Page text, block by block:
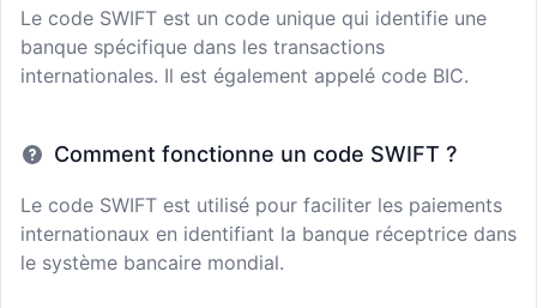
Le code SWIFT est un code unique qui identifie une
banque spécifique dans les transactions
internationales. Il est également appelé code BIC.
Comment fonctionne un code SWIFT ?
Le code SWIFT est utilisé pour faciliter les paiements
internationaux en identifiant la banque réceptrice dans
le système bancaire mondial.